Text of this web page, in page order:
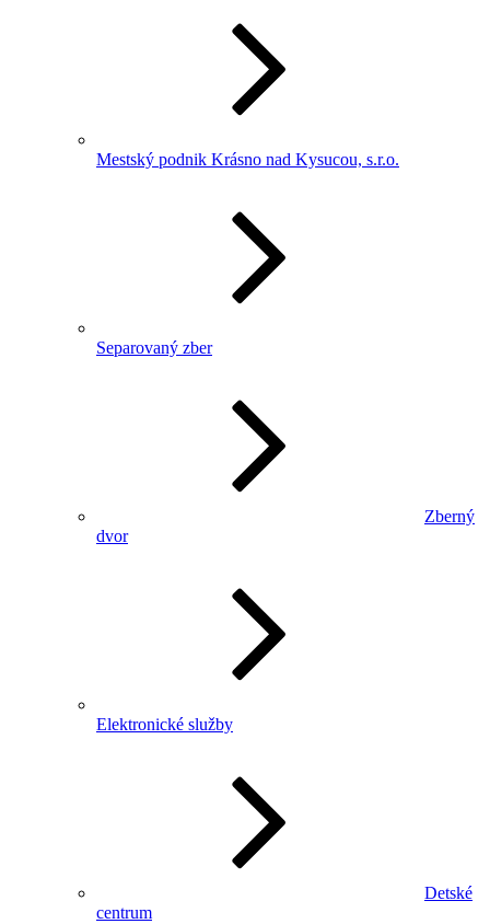
Mestský podnik Krásno nad Kysucou, s.r.o.
Separovaný zber
Zberný
dvor
Elektronické služby
Detské
centrum